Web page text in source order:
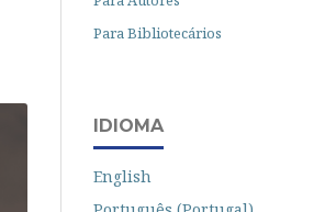
Para Bibliotecários
IDIOMA
English